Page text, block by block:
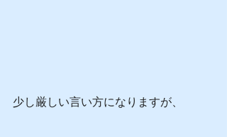
少し厳しい言い方になりますが、